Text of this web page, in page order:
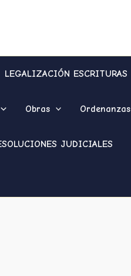
LEGALIZACIÓN ESCRITURAS
Obras Ordenanzas
JUDICIALES